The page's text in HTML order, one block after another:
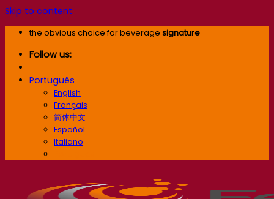
Skip to content
the obvious choice for beverage signature
Follow us:
Português
English
Français
简体中文
Español
Italiano